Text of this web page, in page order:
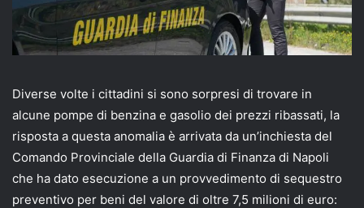
Diverse volte i cittadini si sono sorpresi di trovare in
alcune pompe di benzina e gasolio dei prezzi ribassati, la
risposta a questa anomalia è arrivata da un’inchiesta del
Comando Provinciale della Guardia di Finanza di Napoli
che ha dato esecuzione a un provvedimento di sequestro
preventivo per beni del valore di oltre 7,5 milioni di euro: